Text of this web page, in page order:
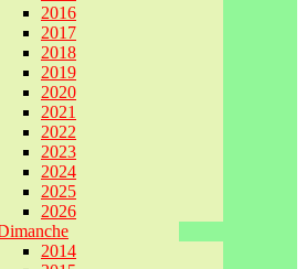
2016
2017
2018
2019
2020
2021
2022
2023
2024
2025
2026
2014